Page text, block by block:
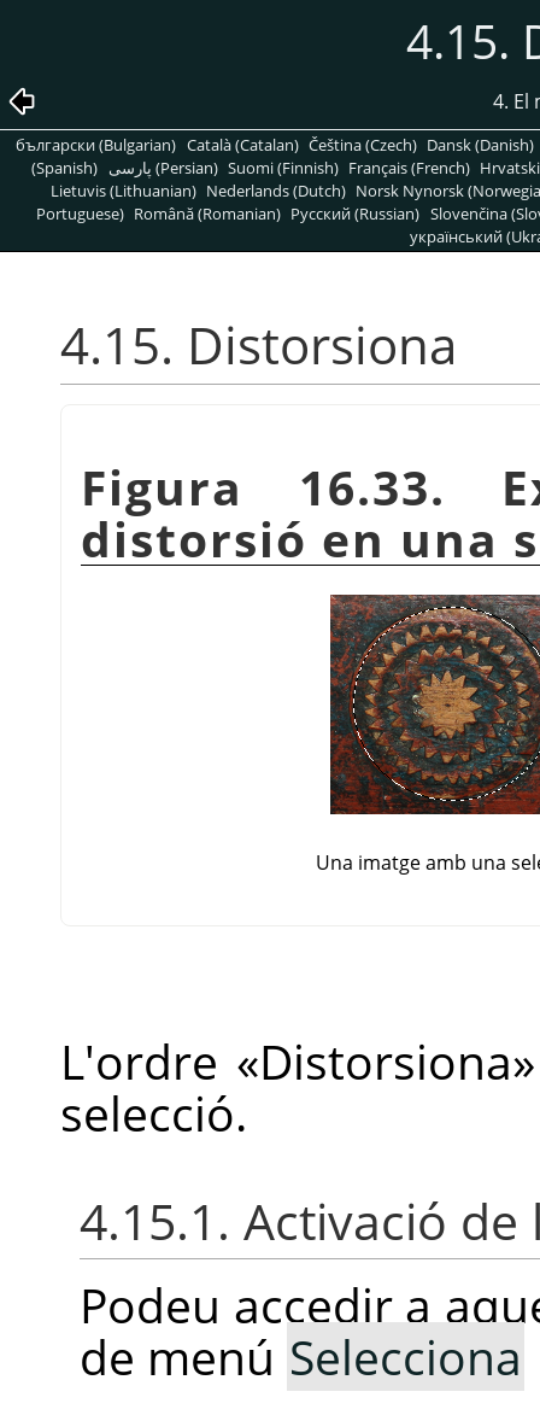
4.15.
4. El
български (Bulgarian) Català (Catalan) Čeština (Czech) Dansk (Danish)
(Spanish)
پارسی (Persian) Suomi (Finnish) Français (French)
Lietuvis (Lithuanian) Nederlands (Dutch) Norsk Nynorsk
Portuguese) Română (Romanian) Pусский (Russian) Slovenčina
український
4.15. Distorsiona
Figura 16.33.
distorsió en una
Una imatge amb una
L'ordre «Distorsiona»
selecció.
4.15.1. Activació
Podeu accedir a
de menú Selecciona